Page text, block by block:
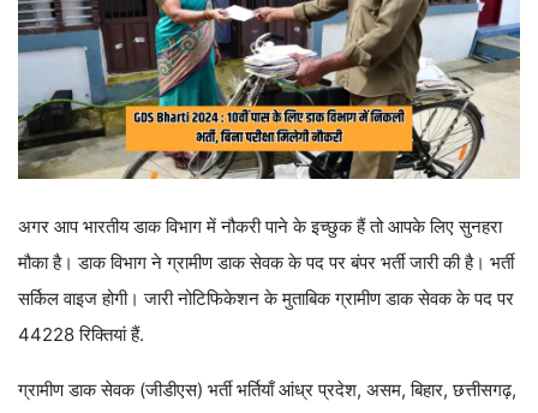
अगर आप भारतीय डाक विभाग में नौकरी पाने के इच्छुक हैं तो आपके लिए सुनहरा
मौका है। डाक विभाग ने ग्रामीण डाक सेवक के पद पर बंपर भर्ती जारी की है। भर्ती
सर्किल वाइज होगी। जारी नोटिफिकेशन के मुताबिक ग्रामीण डाक सेवक के पद पर
44228 रिक्तियां हैं.
ग्रामीण डाक सेवक (जीडीएस) भर्ती भर्तियाँ आंध्र प्रदेश, असम, बिहार, छत्तीसगढ़,